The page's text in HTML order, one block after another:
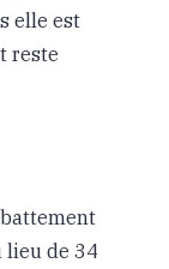
elle est
reste
lieu de 34